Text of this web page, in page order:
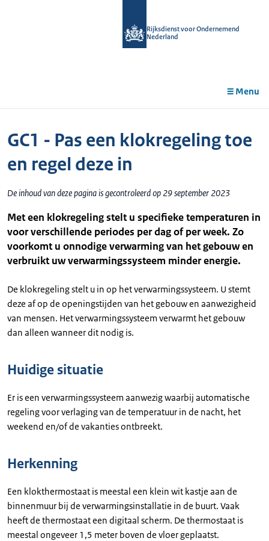
Rijksdienst voor Ondernemend
Nederland
Menu
GC1 - Pas een klokregeling toe
en regel deze in
De inhoud van deze pagina is gecontroleerd op 29 september 2023
Met een klokregeling stelt u specifieke temperaturen in
voor verschillende periodes per dag of per week. Zo
voorkomt u onnodige verwarming van het gebouw en
verbruikt uw verwarmingssysteem minder energie.
De klokregeling stelt u in op het verwarmingssysteem. U stemt
deze af op de openingstijden van het gebouw en aanwezigheid
van mensen. Het verwarmingssysteem verwarmt het gebouw
dan alleen wanneer dit nodig is.
Huidige situatie
Er is een verwarmingssysteem aanwezig waarbij automatische
regeling voor verlaging van de temperatuur in de nacht, het
weekend en/of de vakanties ontbreekt.
Herkenning
Een klokthermostaat is meestal een klein wit kastje aan de
binnenmuur bij de verwarmingsinstallatie in de buurt. Vaak
heeft de thermostaat een digitaal scherm. De thermostaat is
meestal ongeveer 1,5 meter boven de vloer geplaatst.